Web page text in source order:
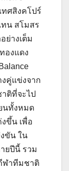
ทศสิงคโปร์
ทน สโมสร
ย่างเต็ม
องแดง
คู่แข่งจาก
ติที่จะไป
นทั้งหมด
ขึ้น เพื่อ
ขัน ใน
ยปีนี้ รวม
ฬาทีมชาติ